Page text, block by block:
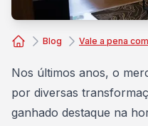
Blog Vale a pena
Nos últimos anos, o
por diversas
ganhado destaque na